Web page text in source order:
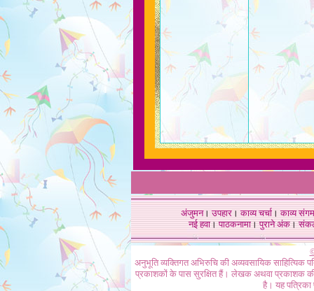
अंजुमन।उपहार।काव्य चर्चा।काव्य संगम
नई हवा। पाठकनामा। पुराने अंक।
अनुभूति व्यक्तिगत अभिरुचि की अव्यवसायिक
प्रकाशकों के पास सुरक्षित हैं। लेखक अथवा प्रकाशक की
है। यह पत्रिका